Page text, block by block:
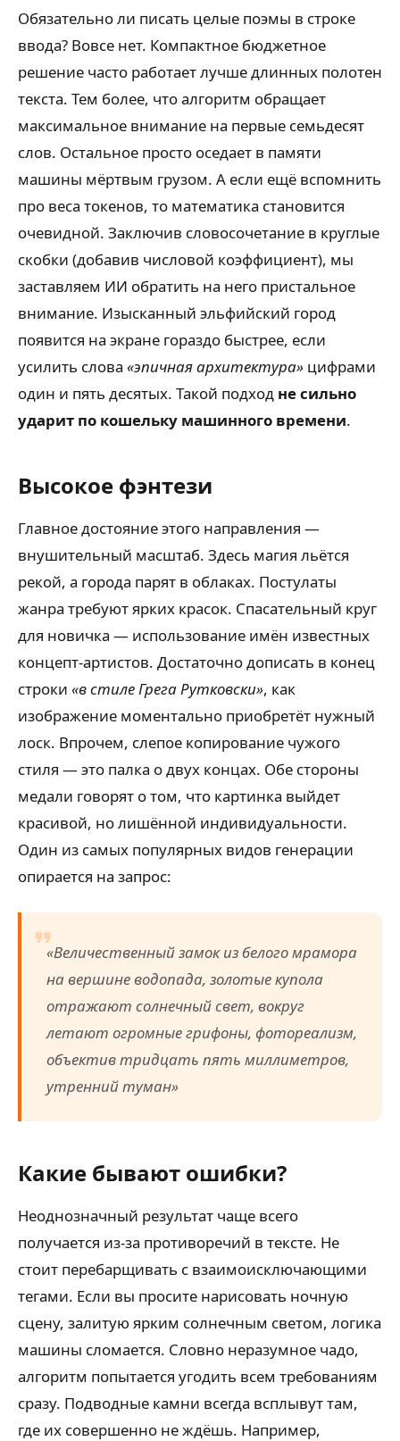
Обязательно ли писать целые поэмы в строке
ввода? Вовсе нет. Компактное бюджетное
решение часто работает лучше длинных полотен
текста. Тем более, что алгоритм обращает
максимальное внимание на первые семьдесят
слов. Остальное просто оседает в памяти
машины мёртвым грузом. А если ещё вспомнить
про веса токенов, то математика становится
очевидной. Заключив словосочетание в круглые
скобки (добавив числовой коэффициент), мы
заставляем ИИ обратить на него пристальное
внимание. Изысканный эльфийский город
появится на экране гораздо быстрее, если
усилить слова «эпичная архитектура» цифрами
один и пять десятых. Такой подход не сильно
ударит по кошельку машинного времени.
Высокое фэнтези
Главное достояние этого направления —
внушительный масштаб. Здесь магия льётся
рекой, а города парят в облаках. Постулаты
жанра требуют ярких красок. Спасательный круг
для новичка — использование имён известных
концепт-артистов. Достаточно дописать в конец
строки «в стиле Грега Рутковски», как
изображение моментально приобретёт нужный
лоск. Впрочем, слепое копирование чужого
стиля — это палка о двух концах. Обе стороны
медали говорят о том, что картинка выйдет
красивой, но лишённой индивидуальности.
Один из самых популярных видов генерации
опирается на запрос:
«Величественный замок из белого мрамора
на вершине водопада, золотые купола
отражают солнечный свет, вокруг
летают огромные грифоны, фотореализм,
объектив тридцать пять миллиметров,
утренний туман»
Какие бывают ошибки?
Неоднозначный результат чаще всего
получается из-за противоречий в тексте. Не
стоит перебарщивать с взаимоисключающими
тегами. Если вы просите нарисовать ночную
сцену, залитую ярким солнечным светом, логика
машины сломается. Словно неразумное чадо,
алгоритм попытается угодить всем требованиям
сразу. Подводные камни всегда всплывут там,
где их совершенно не ждёшь. Например,